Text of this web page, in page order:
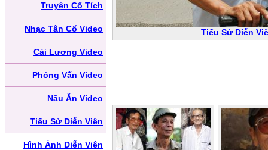
Truyện Cổ Tích
Nhạc Tân Cổ Video
Cải Lương Video
Phỏng Vấn Video
Nấu Ăn Video
Tiểu Sử Diễn Viên
Hình Ảnh Diễn Viên
Tiểu Sử Diễn